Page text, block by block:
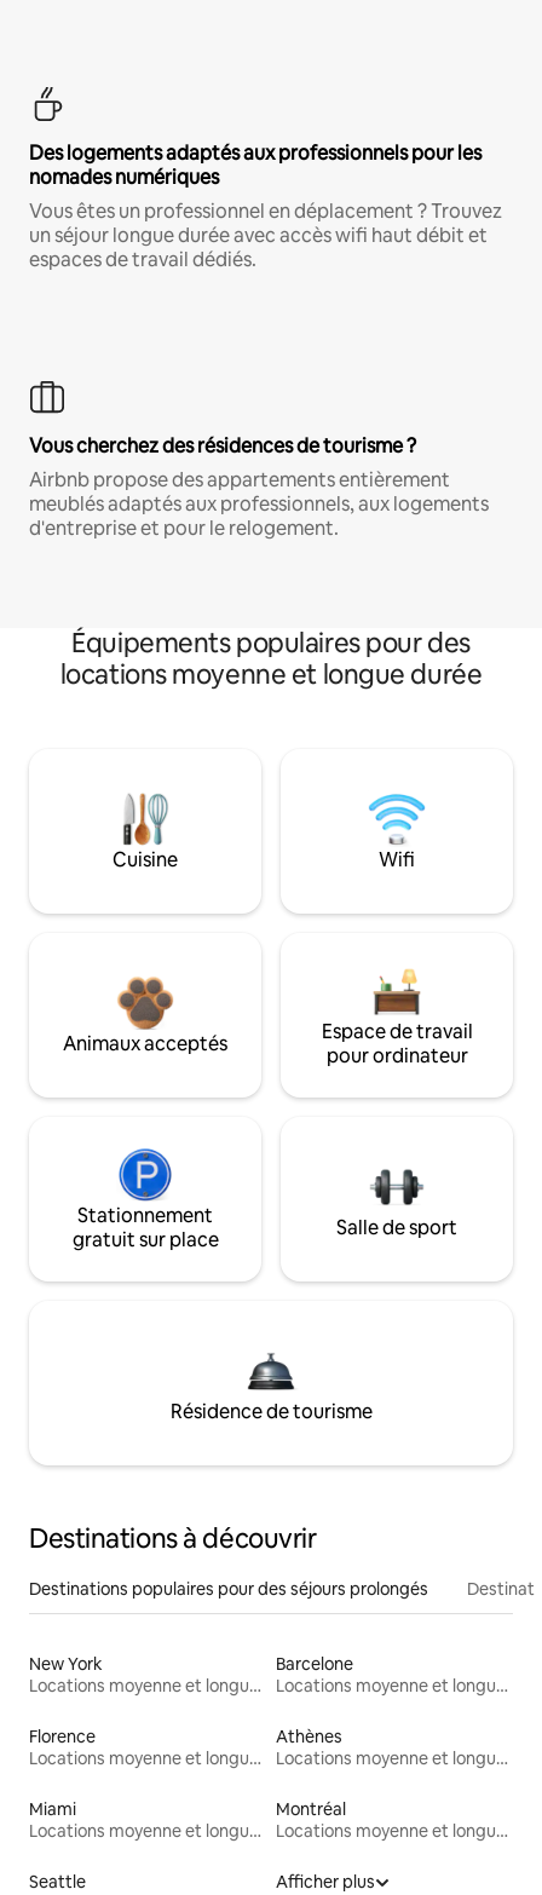
Des logements adaptés aux professionnels pour les
nomades numériques
Vous êtes un professionnel en déplacement ? Trouvez
un séjour longue durée avec accès wifi haut débit et
espaces de travail dédiés.
Vous cherchez des résidences de tourisme ?
Airbnb propose des appartements entièrement
meublés adaptés aux professionnels, aux logements
d'entreprise et pour le relogement.
Équipements populaires pour des
locations moyenne et longue durée
Cuisine Wifi
Animaux acceptés
Espace de travail
pour ordinateur
Stationnement
gratuit sur place
Salle de sport
Résidence de tourisme
Destinations à découvrir
Destinations populaires pour des séjours prolongés
New York
Locations moyenne et longue durée
Barcelone
Locations moyenne et longue durée
Florence
Locations moyenne et longue durée
Athènes
Locations moyenne et longue durée
Miami
Locations moyenne et longue durée
Montréal
Locations moyenne et longue durée
Seattle
Afficher plus